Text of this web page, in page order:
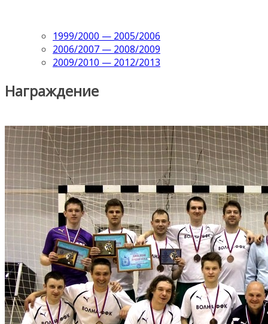
1999/2000 — 2005/2006
2006/2007 — 2008/2009
2009/2010 — 2012/2013
Награждение